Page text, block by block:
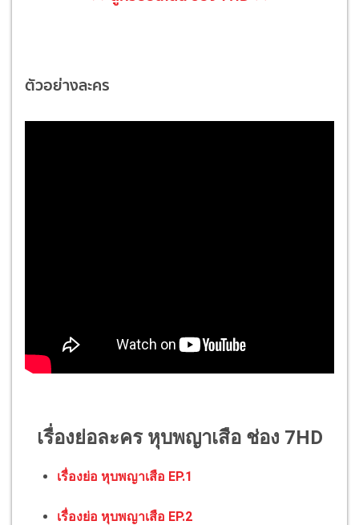
ตัวอย่างละคร
เรื่องย่อละคร หุบพญาเสือ ช่อง 7HD
เรื่องย่อ หุบพญาเสือ EP.1
เรื่องย่อ หุบพญาเสือ EP.2